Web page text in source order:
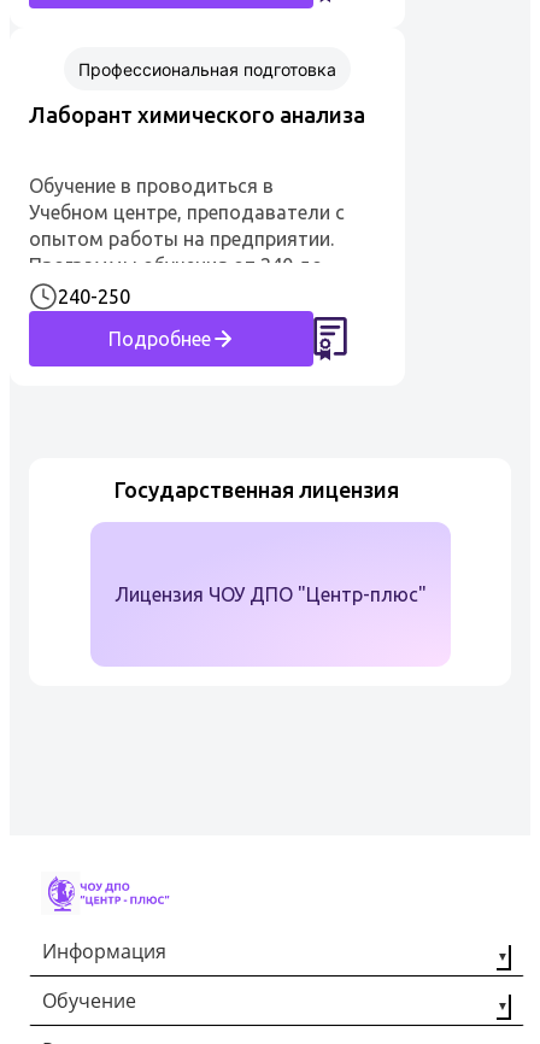
высококвалифицированные
опытом. По окончанию обучения
Профессиональная подготовка
Лаборант химического анализа
Обучение в проводиться в
Учебном центре, преподаватели с
опытом работы на предприятии.
Программы обучения от 240 до
250 часов. По окончанию
обучения выдается
удостоверение установленного
образца. Профессия лаборант
240-250
Подробнее
Государственная лицензия
Лицензия ЧОУ ДПО "Центр-плюс"
Информация
О компании
Обучение